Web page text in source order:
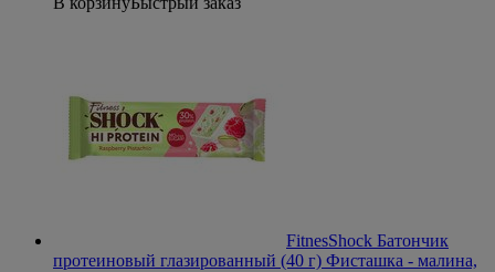
FitnesShock Батончик
протеиновый глазированный (40 г) Фисташка - малина,